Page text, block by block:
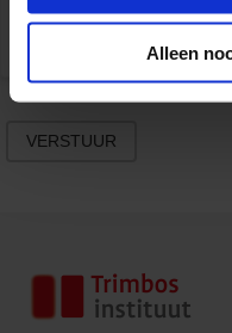
Alleen
VERSTUUR